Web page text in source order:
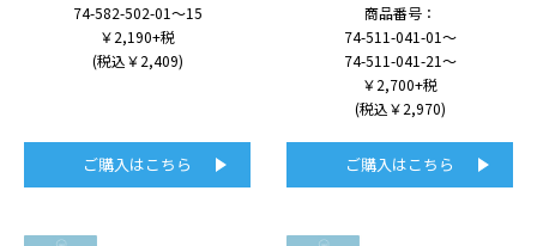
74-582-502-01～15
￥2,190+税
(税込￥2,409)
ご購入はこちら
商品番号：
74-511-041-01～
74-511-041-21～
￥2,700+税
(税込￥2,970)
ご購入はこちら